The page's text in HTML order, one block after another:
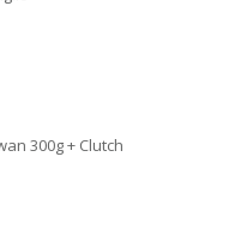
300g + Clutch